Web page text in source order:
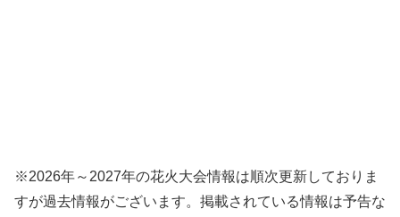
※2026年～2027年の花火大会情報は順次更新しておりま
すが過去情報がございます。掲載されている情報は予告な